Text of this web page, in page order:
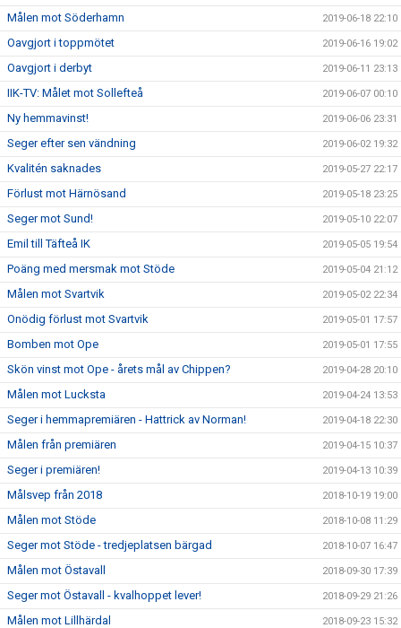
Målen mot Söderhamn 2019-06-18 22:10
Oavgjort i toppmötet 2019-06-16 19:02
Oavgjort i derbyt 2019-06-11 23:13
IIK-TV: Målet mot Sollefteå 2019-06-07 00:10
Ny hemmavinst! 2019-06-06 23:31
Seger efter sen vändning 2019-06-02 19:32
Kvalitén saknades 2019-05-27 22:17
Förlust mot Härnösand 2019-05-18 23:25
Seger mot Sund! 2019-05-10 22:07
Emil till Täfteå IK 2019-05-05 19:54
Poäng med mersmak mot Stöde 2019-05-04 21:12
Målen mot Svartvik 2019-05-02 22:34
Onödig förlust mot Svartvik 2019-05-01 17:57
Bomben mot Ope 2019-05-01 17:55
Skön vinst mot Ope - årets mål av Chippen? 2019-04-28 20:10
Målen mot Lucksta 2019-04-24 13:53
Seger i hemmapremiären - Hattrick av Norman! 2019-04-18 22:30
Målen från premiären 2019-04-15 10:37
Seger i premiären! 2019-04-13 10:39
Målsvep från 2018 2018-10-19 19:00
Målen mot Stöde 2018-10-08 11:29
Seger mot Stöde - tredjeplatsen bärgad 2018-10-07 16:47
Målen mot Östavall 2018-09-30 17:39
Seger mot Östavall - kvalhoppet lever! 2018-09-29 21:26
Målen mot Lillhärdal 2018-09-23 15:32